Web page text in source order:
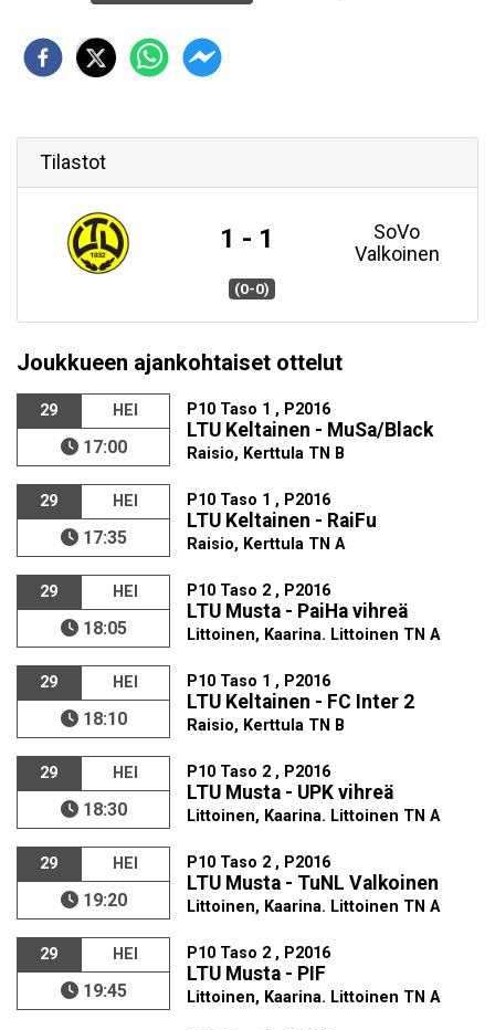
Tilastot
1 - 1
SoVo
Valkoinen
(0-0)
Joukkueen ajankohtaiset ottelut
29 HEI
17:00
P10 Taso 1 , P2016
LTU Keltainen - MuSa/Black
Raisio, Kerttula TN B
29 HEI
17:35
P10 Taso 1 , P2016
LTU Keltainen - RaiFu
Raisio, Kerttula TN A
29 HEI
18:05
P10 Taso 2 , P2016
LTU Musta - PaiHa vihreä
Littoinen, Kaarina. Littoinen TN A
29 HEI
18:10
P10 Taso 1 , P2016
LTU Keltainen - FC Inter 2
Raisio, Kerttula TN B
29 HEI
18:30
P10 Taso 2 , P2016
LTU Musta - UPK vihreä
Littoinen, Kaarina. Littoinen TN A
29 HEI
19:20
P10 Taso 2 , P2016
LTU Musta - TuNL Valkoinen
Littoinen, Kaarina. Littoinen TN A
29 HEI
19:45
P10 Taso 2 , P2016
LTU Musta - PIF
Littoinen, Kaarina. Littoinen TN A